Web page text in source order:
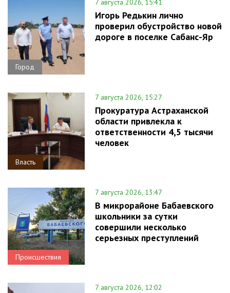
Город
7 августа 2026, 15:41
Игорь Редькин лично
проверил обустройство новой
дороге в поселке Сабанс-Яр
Власть
7 августа 2026, 15:27
Прокуратура Астраханской
области привлекла к
ответственности 4,5 тысячи
человек
Происшествия
7 августа 2026, 13:47
В микрорайоне Бабаевского
школьники за сутки
совершили несколько
серьезных преступлений
7 августа 2026, 12:02